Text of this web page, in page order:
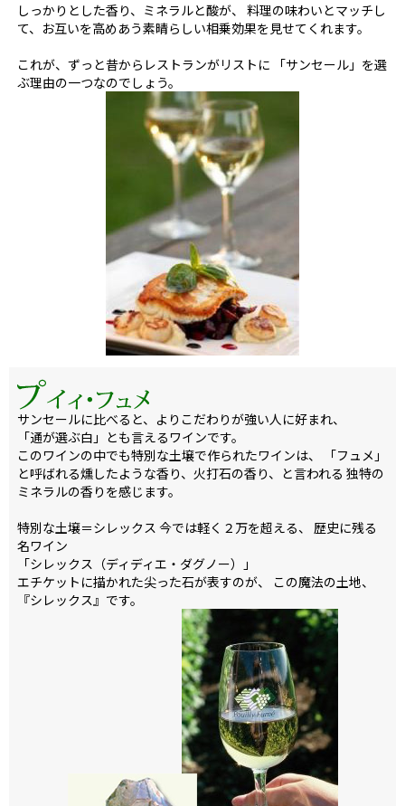
しっかりとした香り、ミネラルと酸が、 料理の味わいとマッチし
て、お互いを高めあう素晴らしい相乗効果を見せてくれます。
これが、ずっと昔からレストランがリストに 「サンセール」を選
ぶ理由の一つなのでしょう。
サンセールに比べると、よりこだわりが強い人に好まれ、
「通が選ぶ白」とも言えるワインです。
このワインの中でも特別な土壌で作られたワインは、 「フュメ」
と呼ばれる燻したような香り、火打石の香り、と言われる 独特の
ミネラルの香りを感じます。
特別な土壌＝シレックス 今では軽く２万を超える、 歴史に残る
名ワイン
「シレックス（ディディエ・ダグノー）」
エチケットに描かれた尖った石が表すのが、 この魔法の土地、
『シレックス』です。